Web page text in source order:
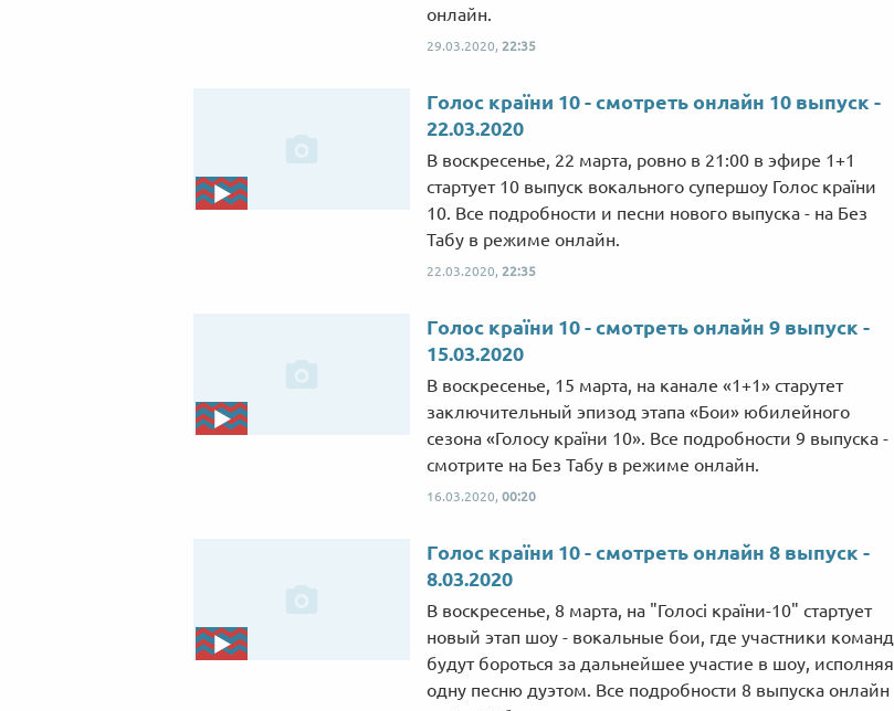
онлайн.
29.03.2020, 22:35
Голос країни 10 - смотреть онлайн 10 выпуск -
22.03.2020
В воскресенье, 22 марта, ровно в 21:00 в эфире 1+1
стартует 10 выпуск вокального супершоу Голос країни
10. Все подробности и песни нового выпуска - на Без
Табу в режиме онлайн.
22.03.2020, 22:35
Голос країни 10 - смотреть онлайн 9 выпуск -
15.03.2020
В воскресенье, 15 марта, на канале «1+1» старутет
заключительный эпизод этапа «Бои» юбилейного
сезона «Голосу країни 10». Все подробности 9 выпуска -
смотрите на Без Табу в режиме онлайн.
16.03.2020, 00:20
Голос країни 10 - смотреть онлайн 8 выпуск -
8.03.2020
В воскресенье, 8 марта, на "Голосі країни-10" стартует
новый этап шоу - вокальные бои, где участники команд
будут бороться за дальнейшее участие в шоу, исполняя
одну песню дуэтом. Все подробности 8 выпуска онлайн